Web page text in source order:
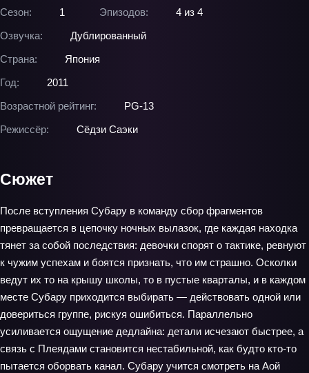
Сезон: 1 Эпизодов:
4 из 4
Озвучка:
Дублированный
Страна:
Япония
Год:
2011
Возрастной рейтинг:
PG-13
Режиссёр:
Сёдзи Саэки
Сюжет
После вступления Субару в команду сбор фрагментов
превращается в цепочку ночных вылазок, где каждая находка
тянет за собой последствия: девочки спорят о тактике, ревнуют
к чужим успехам и боятся признать, что им страшно. Осколки
ведут их то на крышу школы, то в пустые кварталы, и в каждом
месте Субару приходится выбирать — действовать одной или
довериться группе, рискуя ошибиться. Параллельно
усиливается ощущение дедлайна: детали исчезают быстрее, а
связь с Плеядами становится нестабильной, как будто кто-то
пытается оборвать канал. Субару учится смотреть на Аой